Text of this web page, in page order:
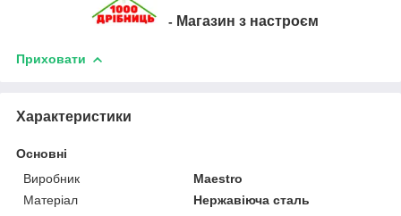
- Магазин з настроєм
Приховати
Характеристики
Основні
Виробник
Maestro
Матеріал
Нержавіюча сталь